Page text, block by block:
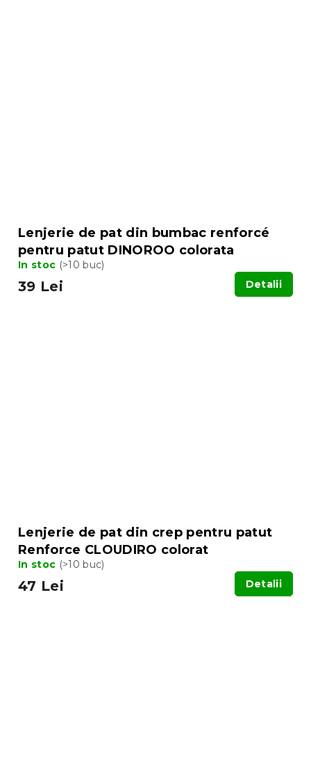
Lenjerie de pat din bumbac renforcé
pentru patut DINOROO colorata
In stoc (>10 buc)
39 Lei Detalii
Lenjerie de pat din crep pentru patut
Renforce CLOUDIRO colorat
In stoc (>10 buc)
47 Lei Detalii